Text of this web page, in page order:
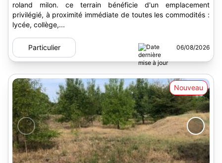
roland milon. ce terrain bénéficie d'un emplacement
privilégié, à proximité immédiate de toutes les commodités :
lycée, collège,...
Particulier 06/08/2026
Nouveau